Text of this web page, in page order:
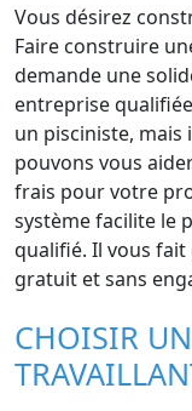
Vous désirez
Faire construire
demande une
entreprise
un pisciniste, mais
pouvons vous
frais pour votre
système facilite le
qualifié. Il vous
gratuit et sans
CHOISIR